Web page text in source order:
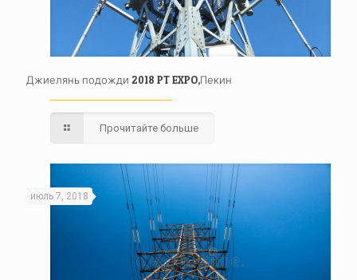
Джиелянь подожди 2018 PT EXPO,Пекин
Прочитайте больше
июль 7, 2018